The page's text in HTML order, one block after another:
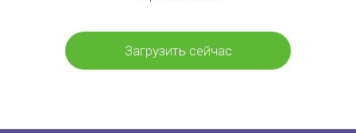
Загрузить сейчас